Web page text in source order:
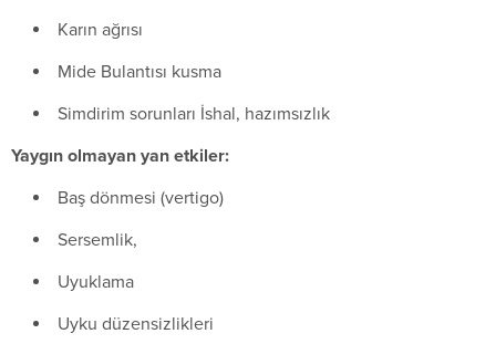
Karın ağrısı
Mide Bulantısı kusma
Simdirim sorunları İshal, hazımsızlık
Yaygın olmayan yan etkiler:
Baş dönmesi (vertigo)
Sersemlik,
Uyuklama
Uyku düzensizlikleri